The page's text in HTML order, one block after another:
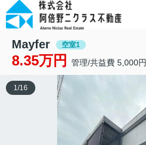
Mayfer 空室1
8.35万円 管理/共益費 5,000円
1/16